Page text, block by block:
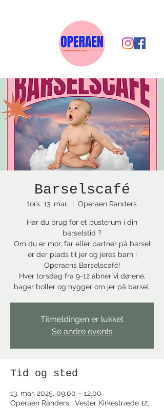
Barselscafé
tors. 13. mar.
  |
Operaen Randers
Har du brug for et pusterum i din
barselstid ?
Om du er mor, far eller partner på barsel
er der plads til jer og jeres barn i
Operaens Barselscafé!
Hver torsdag fra 9-12 åbner vi dørene,
bager boller og hygger om jer på barsel.
Tilmeldingen er lukket
Se andre events
Tid og sted
13. mar. 2025, 09.00 – 12.00
Operaen Randers , Vester Kirkestræde 12,